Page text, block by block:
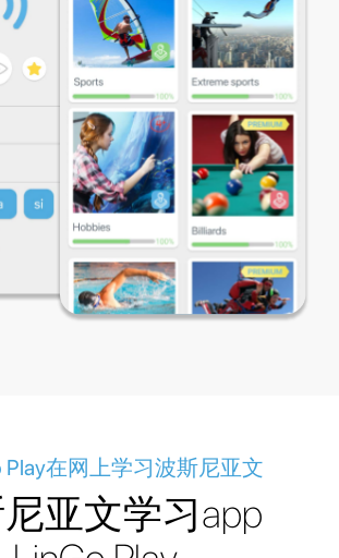
Play在网上学习波斯尼亚文
亚文学习app